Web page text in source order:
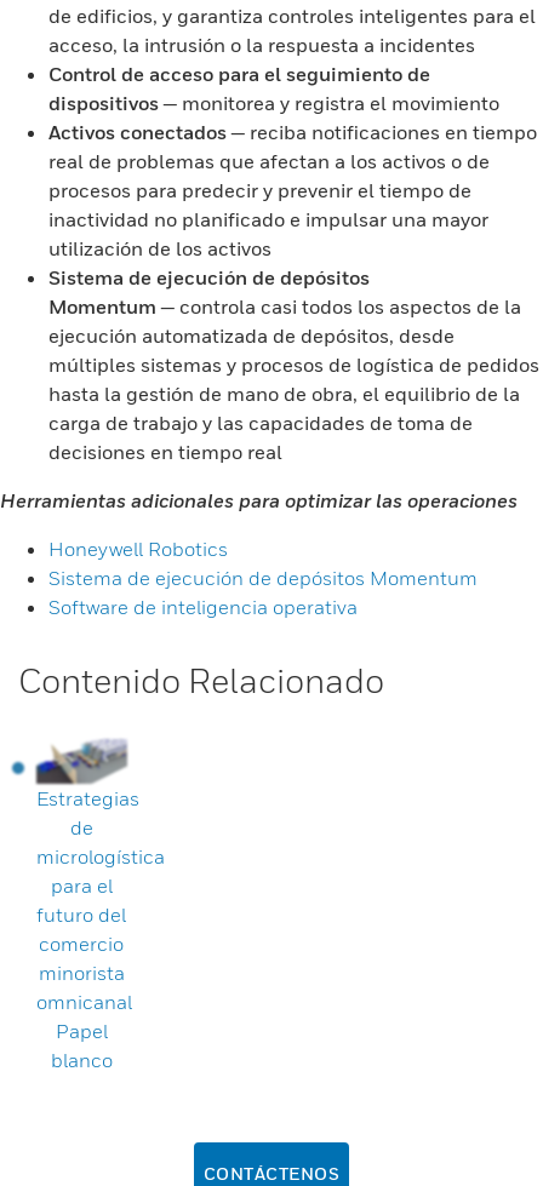
de edificios, y garantiza controles inteligentes para el
acceso, la intrusión o la respuesta a incidentes
Control de acceso para el seguimiento de
dispositivos— monitorea y registra el movimiento
Activos conectados— reciba notificaciones en tiempo
real de problemas que afectan a los activos o de
procesos para predecir y prevenir el tiempo de
inactividad no planificado e impulsar una mayor
utilización de los activos
Sistema de ejecución de depósitos
Momentum — controla casi todos los aspectos de la
ejecución automatizada de depósitos, desde
múltiples sistemas y procesos de logística de pedidos
hasta la gestión de mano de obra, el equilibrio de la
carga de trabajo y las capacidades de toma de
decisiones en tiempo real
Herramientas adicionales para optimizar las operaciones
Honeywell Robotics
Sistema de ejecución de depósitos Momentum
Software de inteligencia operativa
Contenido Relacionado
Estrategias
de
micrologística
para el
futuro del
comercio
minorista
omnicanal
Papel
blanco
CONTÁCTENOS